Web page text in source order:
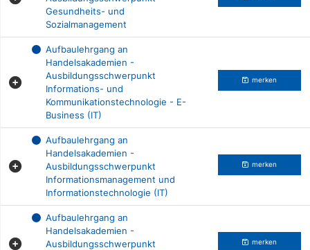
Gesundheits- und
Sozialmanagement
Aufbaulehrgang an
Handelsakademien -
Ausbildungsschwerpunkt
Informations- und
Kommunikationstechnologie - E-
Business (IT)
merken
Aufbaulehrgang an
Handelsakademien -
Ausbildungsschwerpunkt
Informationsmanagement und
Informationstechnologie (IT)
merken
Aufbaulehrgang an
Handelsakademien -
Ausbildungsschwerpunkt
merken